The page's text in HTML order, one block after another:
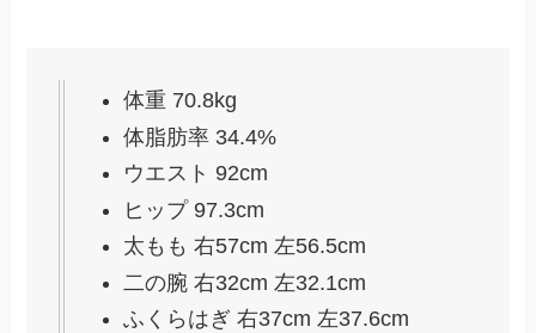
体重 70.8kg
体脂肪率 34.4%
ウエスト 92cm
ヒップ 97.3cm
太もも 右57cm 左56.5cm
二の腕 右32cm 左32.1cm
ふくらはぎ 右37cm 左37.6cm